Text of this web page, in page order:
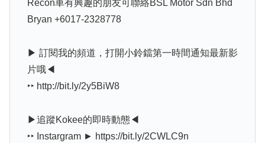
Recon車有興趣的朋友可聯絡BSL Motor Sdn Bhd
Bryan +6017-2328778
▶ 訂閱我的頻道，打開小鈴鐺第一時間通知最新影
片哦◀
‣‣ http://bit.ly/2y5BiW8
▶追蹤Kokee的即時動態◀
‣‣ Instargram ► https://bit.ly/2CWLC9n